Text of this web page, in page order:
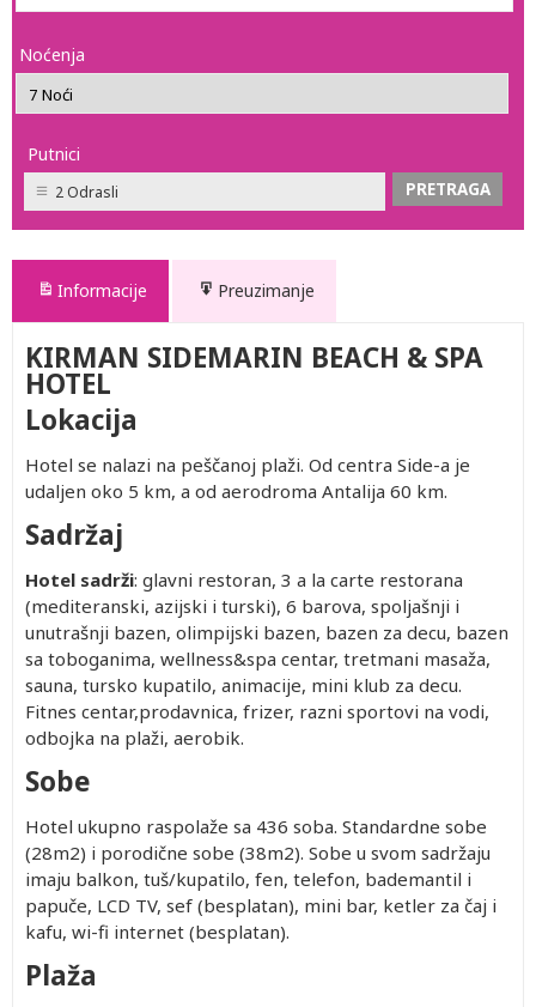
Noćenja
Putnici
2 Odrasli
Informacije Preuzimanje
KIRMAN SIDEMARIN BEACH & SPA
HOTEL
Lokacija
Hotel se nalazi na peščanoj plaži. Od centra Side-a je
udaljen oko 5 km, a od aerodroma Antalija 60 km.
Sadržaj
Hotel sadrži: glavni restoran, 3 a la carte restorana
(mediteranski, azijski i turski), 6 barova, spoljašnji i
unutrašnji bazen, olimpijski bazen, bazen za decu, bazen
sa toboganima, wellness&spa centar, tretmani masaža,
sauna, tursko kupatilo, animacije, mini klub za decu.
Fitnes centar,prodavnica, frizer, razni sportovi na vodi,
odbojka na plaži, aerobik.
Sobe
Hotel ukupno raspolaže sa 436 soba. Standardne sobe
(28m2) i porodične sobe (38m2). Sobe u svom sadržaju
imaju balkon, tuš/kupatilo, fen, telefon, bademantil i
papuče, LCD TV, sef (besplatan), mini bar, ketler za čaj i
kafu, wi-fi internet (besplatan).
Plaža